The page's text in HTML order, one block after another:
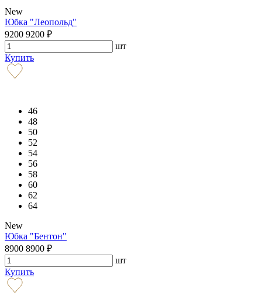
New
Юбка "Леопольд"
9200 9200 ₽
шт
Купить
46
48
50
52
54
56
58
60
62
64
New
Юбка "Бентон"
8900 8900 ₽
шт
Купить